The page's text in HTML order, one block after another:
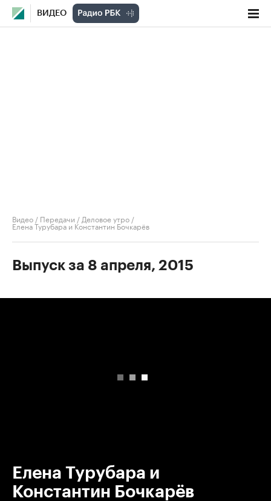
ВИДЕО
Видео / Передачи / Деловое утро /
Елена Турубара и Константин Бочкарёв
Выпуск за 8 апреля, 2015
Елена Турубара и
Константин Бочкарёв